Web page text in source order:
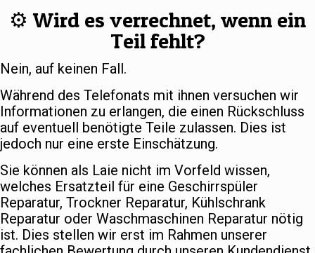
⚙️ Wird es verrechnet, wenn ein
Teil fehlt?
Nein, auf keinen Fall.
Während des Telefonats mit ihnen versuchen wir
Informationen zu erlangen, die einen Rückschluss
auf eventuell benötigte Teile zulassen. Dies ist
jedoch nur eine erste Einschätzung.
Sie können als Laie nicht im Vorfeld wissen,
welches Ersatzteil für eine Geschirrspüler
Reparatur, Trockner Reparatur, Kühlschrank
Reparatur oder Waschmaschinen Reparatur nötig
ist. Dies stellen wir erst im Rahmen unserer